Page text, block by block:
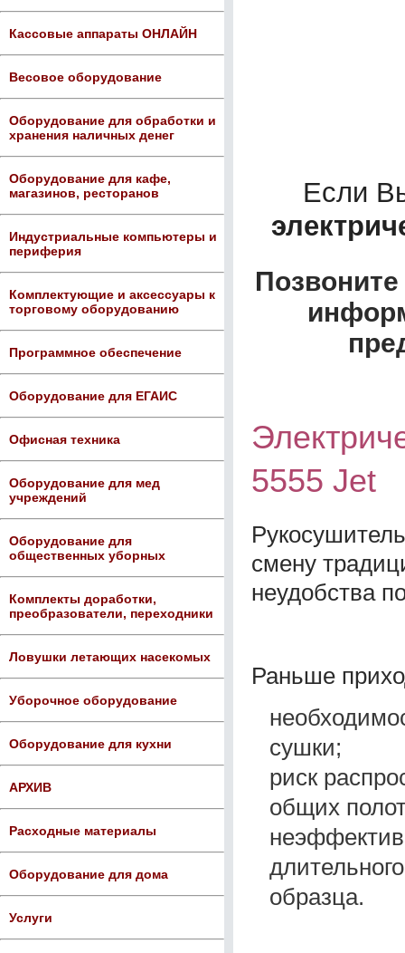
Кассовые аппараты ОНЛАЙН
Весовое оборудование
Оборудование для обработки и
хранения наличных денег
Оборудование для кафе,
магазинов, ресторанов
Индустриальные компьютеры и
периферия
Комплектующие и аксессуары к
торговому оборудованию
Программное обеспечение
Оборудование для ЕГАИС
Офисная техника
Оборудование для мед
учреждений
Оборудование для
общественных уборных
Комплекты доработки,
преобразователи, переходники
Ловушки летающих насекомых
Уборочное оборудование
Оборудование для кухни
АРХИВ
Расходные материалы
Оборудование для дома
Услуги
Если
5555 Jet
смену
неудобства
Раньше
сушки;
риск
общих
образца.